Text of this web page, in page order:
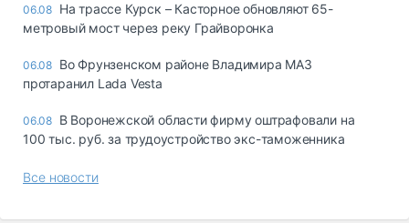
06.08 На трассе Курск – Касторное обновляют 65-
метровый мост через реку Грайворонка
06.08 Во Фрунзенском районе Владимира МАЗ
протаранил Lada Vesta
06.08 В Воронежской области фирму оштрафовали на
100 тыс. руб. за трудоустройство экс-таможенника
Все новости